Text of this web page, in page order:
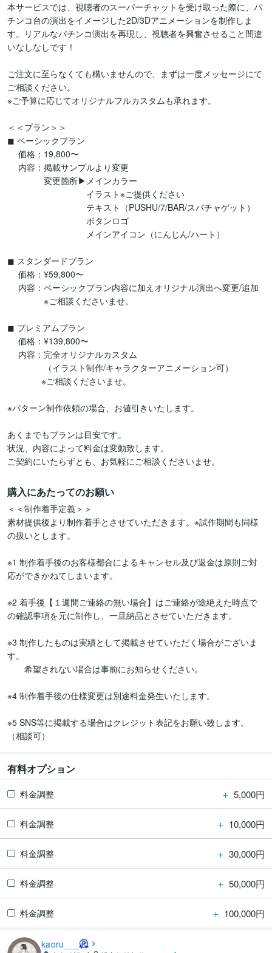
本サービスでは、視聴者のスーパーチャットを受け取った際に、パ
チンコ台の演出をイメージした2D/3Dアニメーションを制作しま
す。リアルなパチンコ演出を再現し、視聴者を興奮させること間違
いなしなしです！
ご注文に至らなくても構いませんので、まずは一度メッセージにて
ご相談ください。
※ご予算に応じてオリジナルフルカスタムも承れます。
＜＜プラン＞＞
◼︎ ベーシックプラン
イラスト※ご提供ください
テキスト（PUSHU/7/BAR/スパチャゲット）
ボタンロゴ
メインアイコン（にんじん/ハート）
◼︎ スタンダードプラン
※ご相談くださいませ。
◼︎ プレミアムプラン
価格：¥139,800〜
内容：完全オリジナルカスタム
（イラスト制作/キャラクターアニメーション可）
※ご相談くださいませ。
※パターン制作依頼の場合、お値引きいたします。
あくまでもプランは目安です。
状況、内容によって料金は変動致します。
ご契約にいたらずとも、お気軽にご相談くださいませ。
購入にあたってのお願い
＜＜制作着手定義＞＞
素材提供後より制作着手とさせていただきます。※試作期間も同様
の扱いとします。
※1 制作着手後のお客様都合によるキャンセル及び返金は原則ご対
応ができかねてしまいます。
※2 着手後【１週間ご連絡の無い場合】はご連絡が途絶えた時点で
の確認事項を元に制作し、一旦納品とさせていただきます。
※3 制作したものは実績として掲載させていただく場合がございま
す。
希望されない場合は事前にお知らせください。
※4 制作着手後の仕様変更は別途料金発生いたします。
※5 SNS等に掲載する場合はクレジット表記をお願い致します。
（相談可）
有料オプション
料金調整 ＋ 5,000円
料金調整 ＋ 10,000円
料金調整 ＋ 30,000円
料金調整 ＋ 50,000円
料金調整 ＋ 100,000円
kaoru___